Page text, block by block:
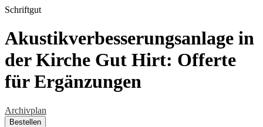
Schriftgut
Akustikverbesserungsanlage in
der Kirche Gut Hirt: Offerte
für Ergänzungen
Archivplan
Bestellen